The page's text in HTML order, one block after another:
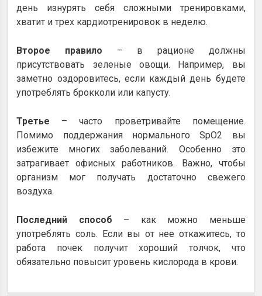
день изнурять себя сложными тренировками,
хватит и трех кардиотренировок в неделю.
Второе правило – в рационе должны
присутствовать зеленые овощи. Например, вы
заметно оздоровитесь, если каждый день будете
употреблять брокколи или капусту.
Третье – часто проветривайте помещение.
Помимо поддержания нормального SpO2 вы
избежите многих заболеваний. Особенно это
затрагивает офисных работников. Важно, чтобы
организм мог получать достаточно свежего
воздуха.
Последний способ – как можно меньше
употреблять соль. Если вы от нее откажитесь, то
работа почек получит хороший толчок, что
обязательно повысит уровень кислорода в крови.